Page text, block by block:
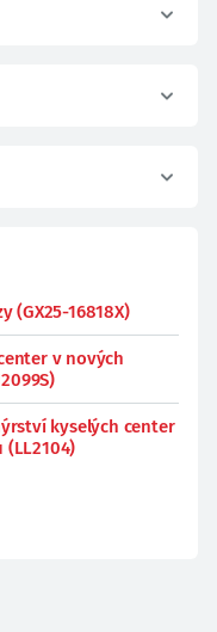
(GX25-16818X)
v nových
kyselých center